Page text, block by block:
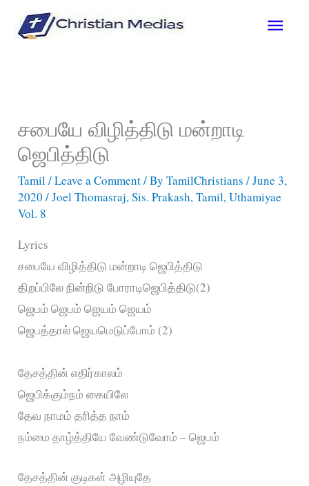
Main
சபையே விழித்திடு மன்றாடி
ஜெபித்திடு
Tamil /Leave a Comment/ ByTamilChristians/June 3,
2020/Joel Thomasraj,Sis. Prakash,Tamil,Uthamiyae
Vol. 8
Lyrics
சபையே விழித்திடு மன்றாடி ஜெபித்திடு
திறப்பிலே நின்றிடு போராடிஜெபித்திடு(2)
ஜெபம் ஜெபம் ஜெயம் ஜெயம்
ஜெபத்தால் ஜெயமெடுப்போம் (2)
தேசத்தின் எதிர்காலம்
ஜெபிக்கும்நம் கையிலே
தேவ நாமம் தரித்த நாம்
நம்மை தாழ்த்தியே வேண்டுவோம் – ஜெபம்
தேசத்தின் குடிகள் அழியுதே